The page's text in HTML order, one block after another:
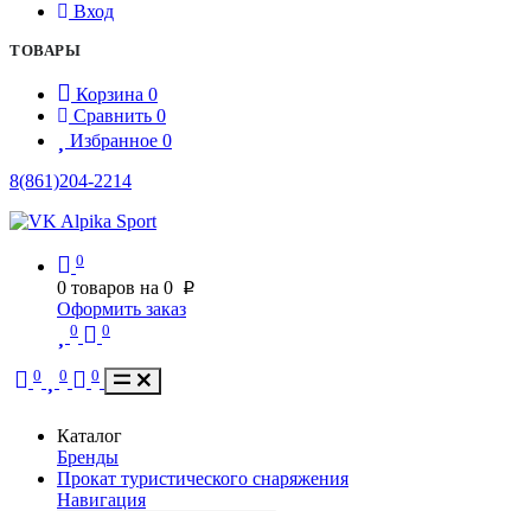
Вход
ТОВАРЫ
Корзина 0
Сравнить 0
Избранное 0
8(861)204-2214
0
0 товаров на 0 p
Оформить заказ
0 0
0 0 0
Каталог
Бренды
Прокат туристического снаряжения
Навигация